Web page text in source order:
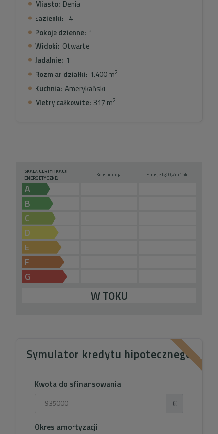
Miasto: Denia
Łazienki: 4
Pokoje dzienne: 1
Widoki: Otwarte
Jadalnie: 1
Rozmiar działki: 1.400 m2
Kuchnia: Amerykański
Metry całkowite: 317 m2
SKALA CERTYFIKACJI
ENERGETYCZNEJ
Konsumpcja Emisje kgCO2/m2rok
A
B
C
D
E
F
G
W TOKU
Symulator kredytu hipotecznego
Kwota do sfinansowania
€
Okres amortyzacji